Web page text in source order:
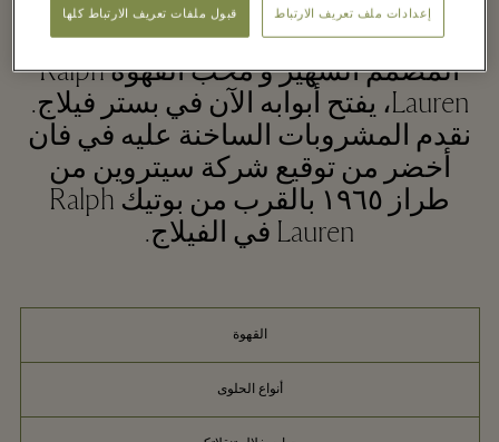
Ralph's Coffee، القهوة العالمية من
المصمم الشهير و محب القهوة Ralph
Lauren، يفتح أبوابه الآن في بستر فيلاج.
نقدم المشروبات الساخنة عليه في فان
أخضر من توقيع شركة سيتروين من
طراز ١٩٦٥ بالقرب من بوتيك Ralph
Lauren في الفيلاج.
القهوة
أنواع الحلوى
إعدادات ملف تعريف الارتباط قبول ملفات تعريف الارتباط كلها